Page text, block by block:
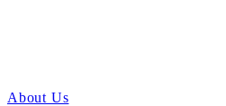
About Us